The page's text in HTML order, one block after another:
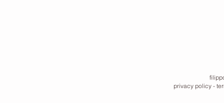
privacy policy -